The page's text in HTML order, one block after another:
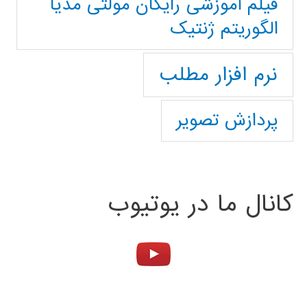
الگوریتم ژنتیک
نرم افزار مطلب
پردازش تصویر
کانال ما در یوتیوب